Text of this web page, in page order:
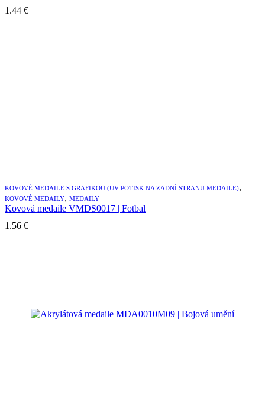
1.44 €
KOVOVÉ MEDAILE S GRAFIKOU (UV POTISK NA ZADNÍ STRANU MEDAILE),
KOVOVÉ MEDAILY, MEDAILY
Kovová medaile VMDS0017 | Fotbal
1.56 €